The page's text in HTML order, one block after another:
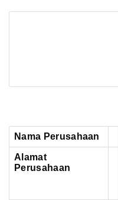
Nama Perusahaan
Alamat
Perusahaan